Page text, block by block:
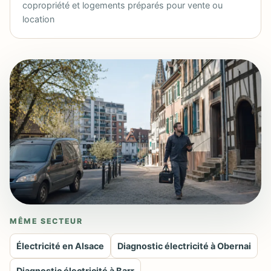
copropriété et logements préparés pour vente ou
location
MÊME SECTEUR
Électricité en Alsace Diagnostic électricité à Obernai